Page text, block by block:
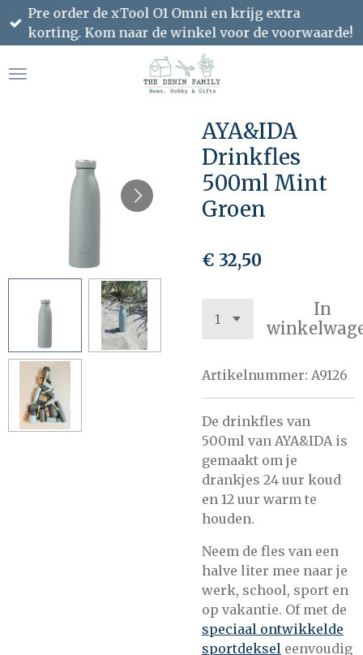
Ga
direct
de
Pre order de xTool O1 Omni en krijg extra
korting. Kom naar de winkel voor de voorwaarde!
AYA&IDA
Drinkfles
500ml Mint
Groen
€ 32,50
In
Artikelnummer: A9126
De drinkfles van
500ml van AYA&IDA is
gemaakt om je
drankjes 24 uur koud
en 12 uur warm te
houden.
Neem de fles van een
halve liter mee naar je
werk, school, sport en
op vakantie. Of met de
speciaal ontwikkelde
sportdeksel eenvoudig